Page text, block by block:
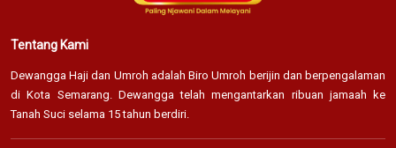
Tentang Kami
Dewangga Haji dan Umroh adalah Biro Umroh berijin dan berpengalaman
di Kota Semarang. Dewangga telah mengantarkan ribuan jamaah ke
Tanah Suci selama 15 tahun berdiri.